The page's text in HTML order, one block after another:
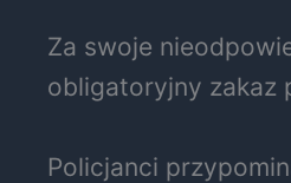
Za swoje
obligatoryjny zakaz
Policjanci